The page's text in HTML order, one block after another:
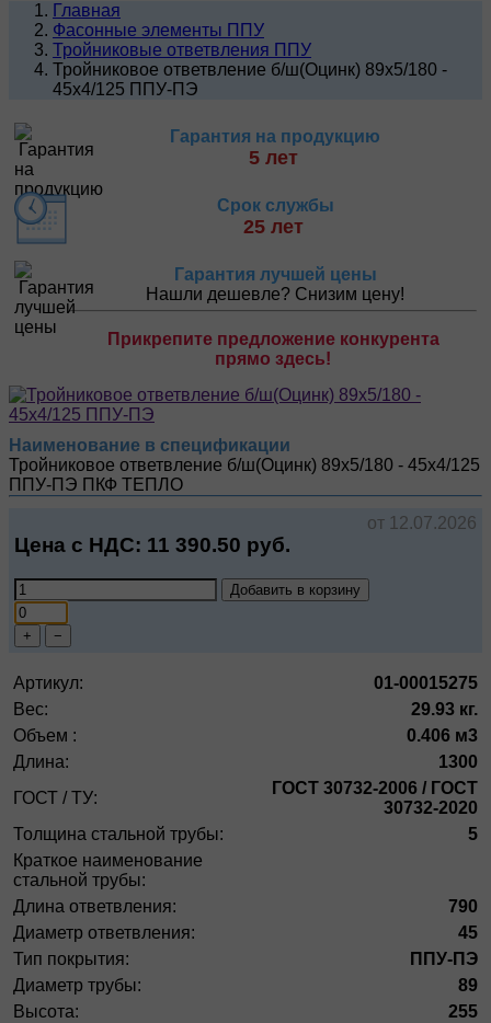
Главная
Фасонные элементы ППУ
Тройниковые ответвления ППУ
Тройниковое ответвление б/ш(Оцинк) 89х5/180 -
45х4/125 ППУ-ПЭ
Гарантия на продукцию
5 лет
Срок службы
25 лет
Гарантия лучшей цены
Нашли дешевле? Снизим цену!
Прикрепите предложение конкурента
прямо здесь!
Наименование в спецификации
Тройниковое ответвление б/ш(Оцинк) 89х5/180 - 45х4/125
ППУ-ПЭ ПКФ ТЕПЛО
от 12.07.2026
Цена с НДС: 11 390.50 руб.
Добавить в корзину
+ −
Артикул:
01-00015275
Вес:
29.93 кг.
Объем :
0.406 м3
Длина:
1300
ГОСТ / ТУ:
ГОСТ 30732-2006 / ГОСТ
30732-2020
Толщина стальной трубы:
5
Краткое наименование
стальной трубы:
Длина ответвления:
790
Диаметр ответвления:
45
Тип покрытия:
ППУ-ПЭ
Диаметр трубы:
89
Высота:
255